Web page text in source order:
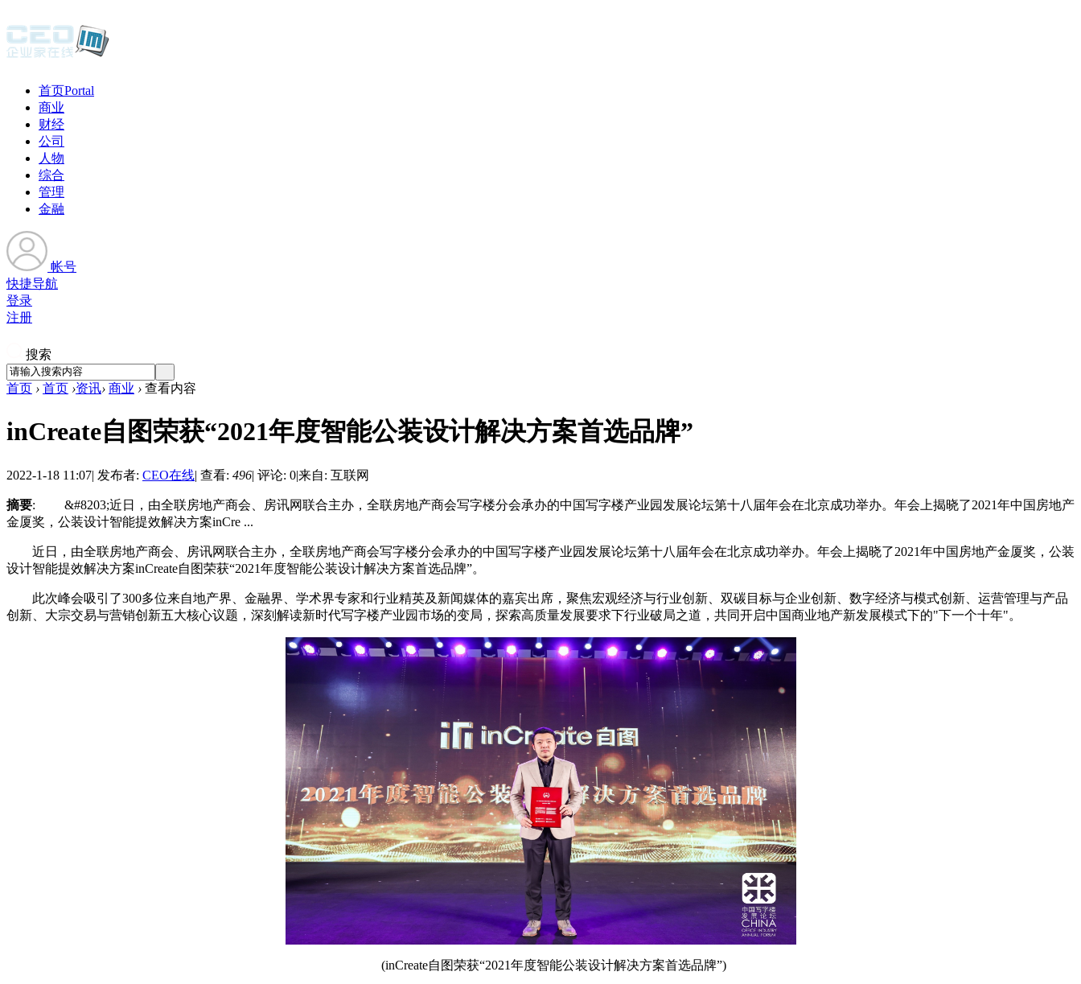
首页Portal
商业
财经
公司
人物
综合
管理
金融
帐号
快捷导航
登录
注册
搜索
首页 › 首页 ›资讯› 商业 › 查看内容
inCreate自图荣获“2021年度智能公装设计解决方案首选品牌”
2022-1-18 11:07| 发布者: CEO在线| 查看: 496| 评论: 0|来自: 互联网
摘要: &#8203;近日，由全联房地产商会、房讯网联合主办，全联房地产商会写字楼分会承办的中国写字楼产业园发展论坛第十八届年会在北京成功举办。年会上揭晓了2021年中国房地产
金厦奖，公装设计智能提效解决方案inCre ...
​近日，由全联房地产商会、房讯网联合主办，全联房地产商会写字楼分会承办的中国写字楼产业园发展论坛第十八届年会在北京成功举办。年会上揭晓了2021年中国房地产金厦奖，公装
设计智能提效解决方案inCreate自图荣获“2021年度智能公装设计解决方案首选品牌”。
此次峰会吸引了300多位来自地产界、金融界、学术界专家和行业精英及新闻媒体的嘉宾出席，聚焦宏观经济与行业创新、双碳目标与企业创新、数字经济与模式创新、运营管理与产品
创新、大宗交易与营销创新五大核心议题，深刻解读新时代写字楼产业园市场的变局，探索高质量发展要求下行业破局之道，共同开启中国商业地产新发展模式下的"下一个十年"。
(inCreate自图荣获“2021年度智能公装设计解决方案首选品牌”)